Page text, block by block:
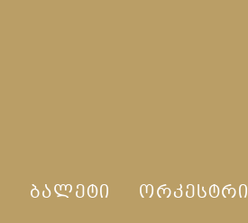
ᲑᲐᲚᲔᲢᲘ ᲝᲠᲙᲔᲡᲢᲠᲘ